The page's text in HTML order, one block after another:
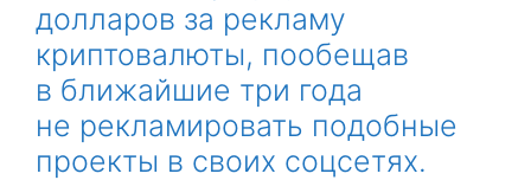
долларов за рекламу
криптовалюты, пообещав
в ближайшие три года
не рекламировать подобные
проекты в своих соцсетях.